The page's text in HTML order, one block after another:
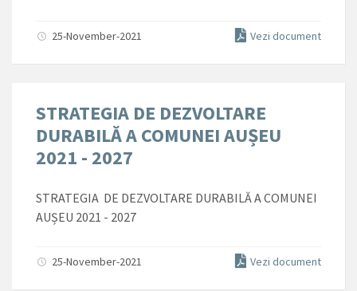
25-November-2021 Vezi document
STRATEGIA DE DEZVOLTARE
DURABILĂ A COMUNEI AUȘEU
2021 - 2027
STRATEGIA DE DEZVOLTARE DURABILĂ A COMUNEI
AUȘEU 2021 - 2027
25-November-2021 Vezi document